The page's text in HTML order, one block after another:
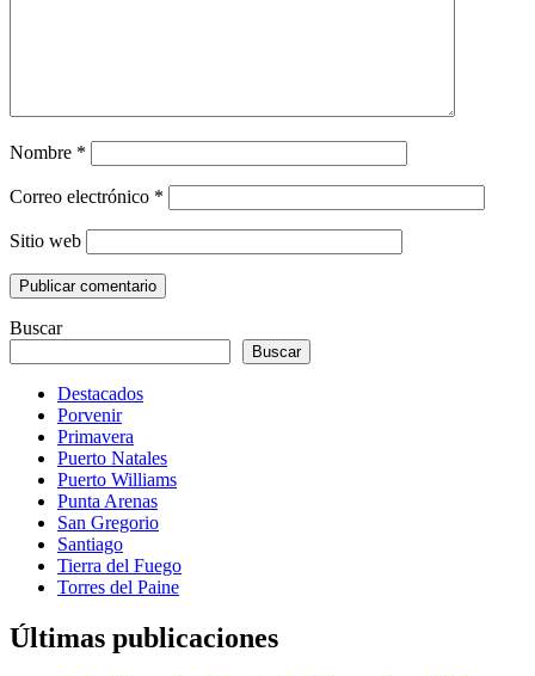
Nombre *
Correo electrónico *
Sitio web
Buscar
Buscar
Destacados
Porvenir
Primavera
Puerto Natales
Puerto Williams
Punta Arenas
San Gregorio
Santiago
Tierra del Fuego
Torres del Paine
Últimas publicaciones